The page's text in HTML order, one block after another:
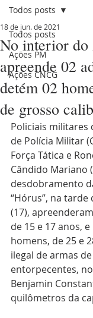
Todos posts
Ações PM
Ações CNCG
Todos posts
No interior do
apreende 02
detém 02
de grosso
18 de jun. de 2021
Policiais militares
de Polícia Militar
Força Tática e
Cândido Mariano
desdobramento
“Hórus”, na
(17),
de 15 e 17 anos,
homens, de 25 e
ilegal de armas
entorpecentes,
Benjamin
quilômetros da